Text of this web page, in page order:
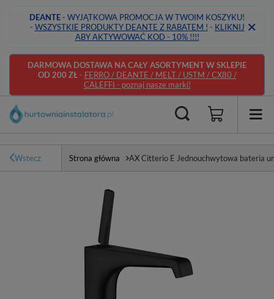
DEANTE- WYJĄTKOWA PROMOCJA W TWOIM KOSZYKU!
- WSZYSTKIE PRODUKTY DEANTE Z RABATEM ! - KLIKNIJ
ABY AKTYWOWAĆ KOD - 10% !!!!
DARMOWA DOSTAWA NA CAŁY ASORTYMENT W SKLEPIE
OD 200 ZŁ- FERRO / DEANTE / MELT / USTM / CX80 /
CALEFFI - poznaj nasze marki!
Wstecz Strona główna AX Citterio E Jednouchwytowa bateria